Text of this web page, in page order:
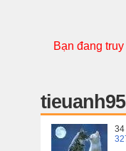
Bạn đang
tieuanh95
34